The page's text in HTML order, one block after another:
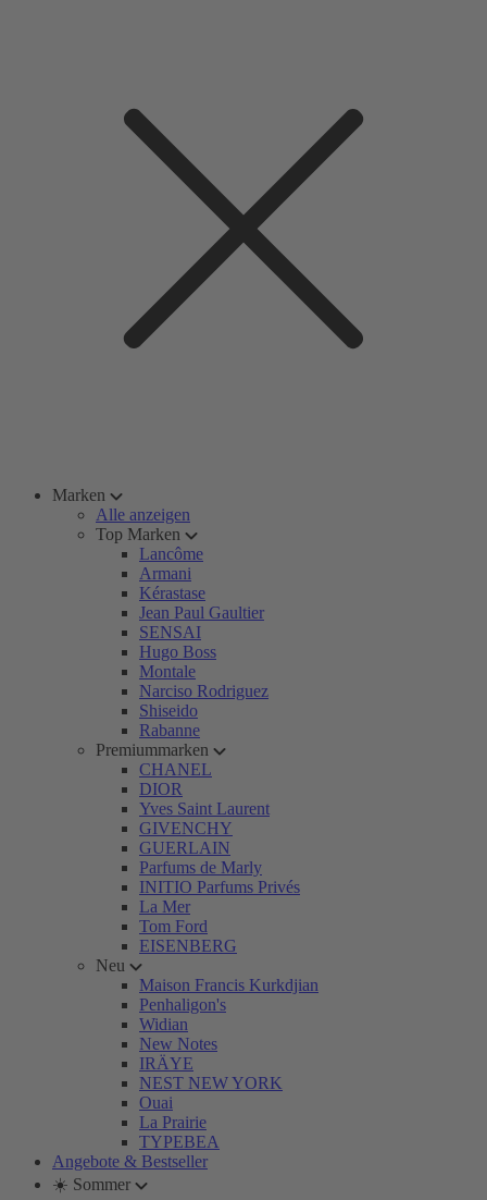
Marken
Alle anzeigen
Top Marken
Lancôme
Armani
Kérastase
Jean Paul Gaultier
SENSAI
Hugo Boss
Montale
Narciso Rodriguez
Shiseido
Rabanne
Premiummarken
CHANEL
DIOR
Yves Saint Laurent
GIVENCHY
GUERLAIN
Parfums de Marly
INITIO Parfums Privés
La Mer
Tom Ford
EISENBERG
Neu
Maison Francis Kurkdjian
Penhaligon's
Widian
New Notes
IRÄYE
NEST NEW YORK
Ouai
La Prairie
TYPEBEA
Angebote & Bestseller
☀️ Sommer